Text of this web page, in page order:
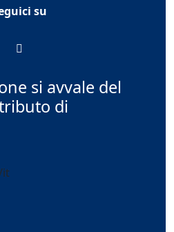
su
si avvale del
di